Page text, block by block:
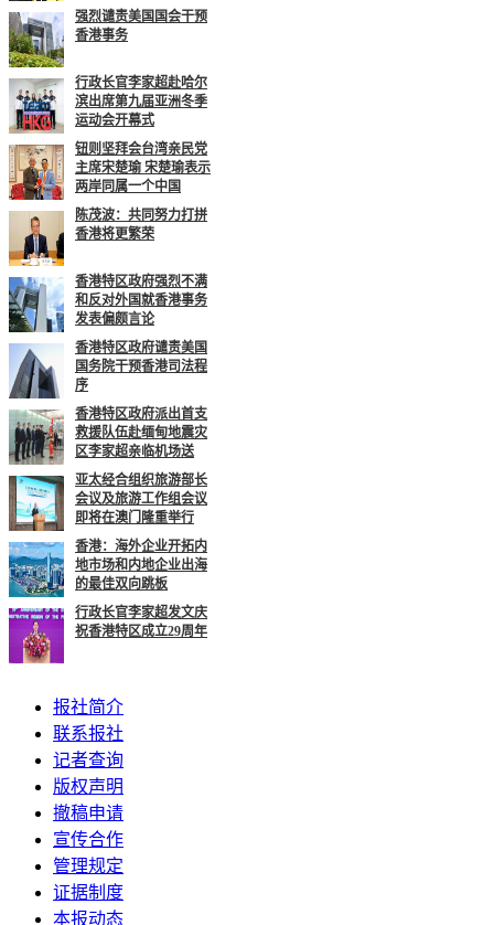
强烈谴责美国国会干预
香港事务
行政长官李家超赴哈尔
滨出席第九届亚洲冬季
运动会开幕式
钮则坚拜会台湾亲民党
主席宋楚瑜 宋楚瑜表示
两岸同属一个中国
陈茂波：共同努力打拼
香港将更繁荣
香港特区政府强烈不满
和反对外国就香港事务
发表偏颇言论
香港特区政府谴责美国
国务院干预香港司法程
序
香港特区政府派出首支
救援队伍赴缅甸地震灾
区李家超亲临机场送
亚太经合组织旅游部长
会议及旅游工作组会议
即将在澳门隆重举行
香港：海外企业开拓内
地市场和内地企业出海
的最佳双向跳板
行政长官李家超发文庆
祝香港特区成立29周年
报社简介
联系报社
记者查询
版权声明
撤稿申请
宣传合作
管理规定
证据制度
本报动态